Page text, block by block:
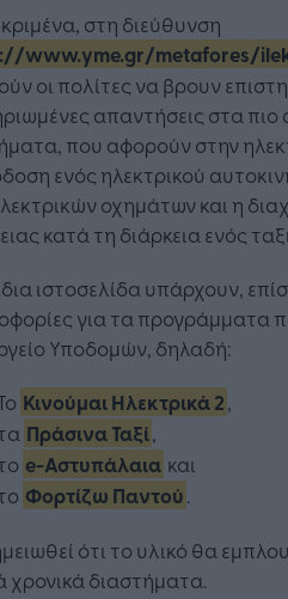
στη διεύθυνση
www.yme.gr/metafores/
οι πολίτες να βρουν
απαντήσεις στα πιο
που αφορούν στην
ενός ηλεκτρικού
οχημάτων και η
κατά τη διάρκεια ενός
ιστοσελίδα υπάρχουν,
για τα προγράμματα
Υποδομών, δηλαδή:
Κινούμαι Ηλεκτρικά 2,
Πράσινα Ταξί,
e-Αστυπάλαια και
Φορτίζω Παντού.
ότι το υλικό θα
χρονικά διαστήματα.
σύστημα της